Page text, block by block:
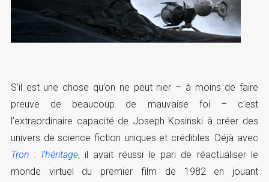
S’il est une chose qu’on ne peut nier – à moins de faire
preuve de beaucoup de mauvaise foi – c’est
l’extraordinaire capacité de Joseph Kosinski à créer des
univers de science fiction uniques et crédibles. Déjà avec
Tron : l’héritage, il avait réussi le pari de réactualiser le
monde virtuel du premier film de 1982 en jouant